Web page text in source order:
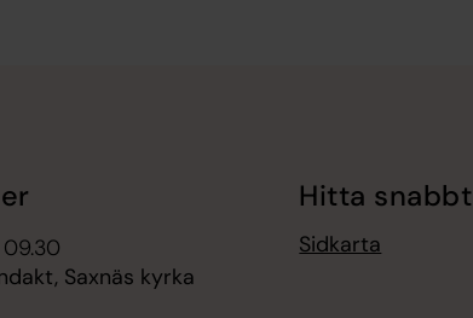
Saxnäs kyrka
Hitta snabbt
Sidkarta